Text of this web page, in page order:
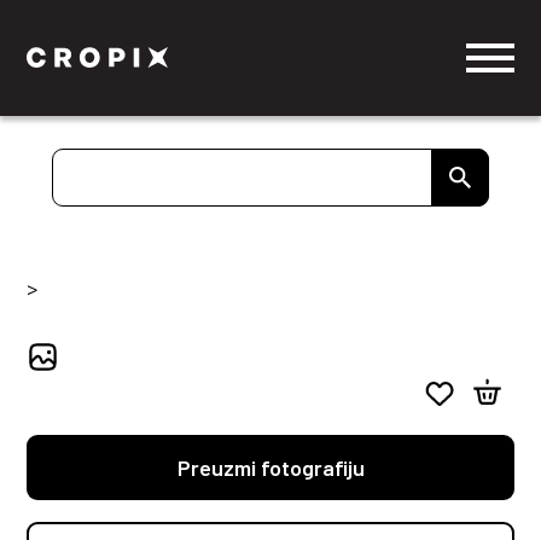
>
Preuzmi fotografiju